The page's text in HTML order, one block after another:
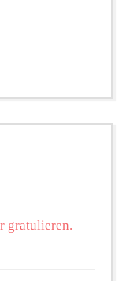
gratulieren.